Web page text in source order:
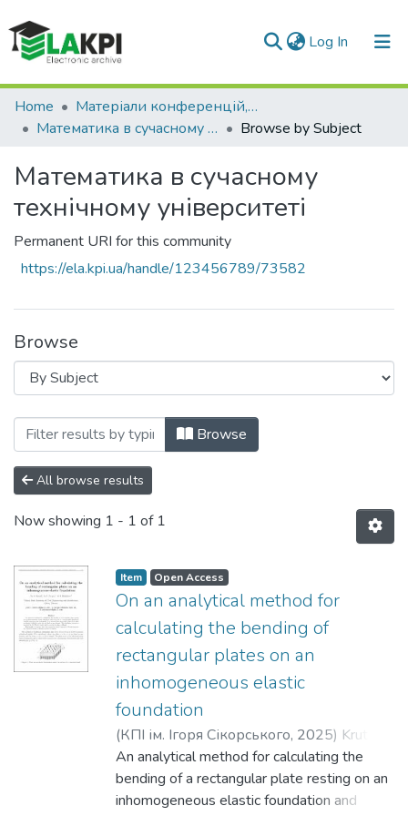
Log In (current)
Communities & Collections
All of DSpace
Home
Матеріали конференцій, семінарів і т.п.
Математика в сучасному технічному університеті
Browse by Subject
Математика в сучасному
технічному університеті
Permanent URI for this community
https://ela.kpi.ua/handle/123456789/73582
Browse
Browsing Математика в сучасному
Browse
All browse results
Now showing 1 - 1 of 1
Item Open Access
On an analytical method for
calculating the bending of
rectangular plates on an
inhomogeneous elastic
foundation
(КПІ ім. Ігоря Сікорського, 2025) Krutii,
Yu. S.;Perperi, A. O.;Bekshaiev, O. S.
An analytical method for calculating the
bending of a rectangular plate resting on an
inhomogeneous elastic foundation and